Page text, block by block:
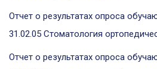
Отчет о результатах опроса
31.02.05 Стоматология
Отчет о результатах опроса